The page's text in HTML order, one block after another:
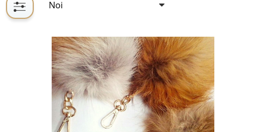
Noi